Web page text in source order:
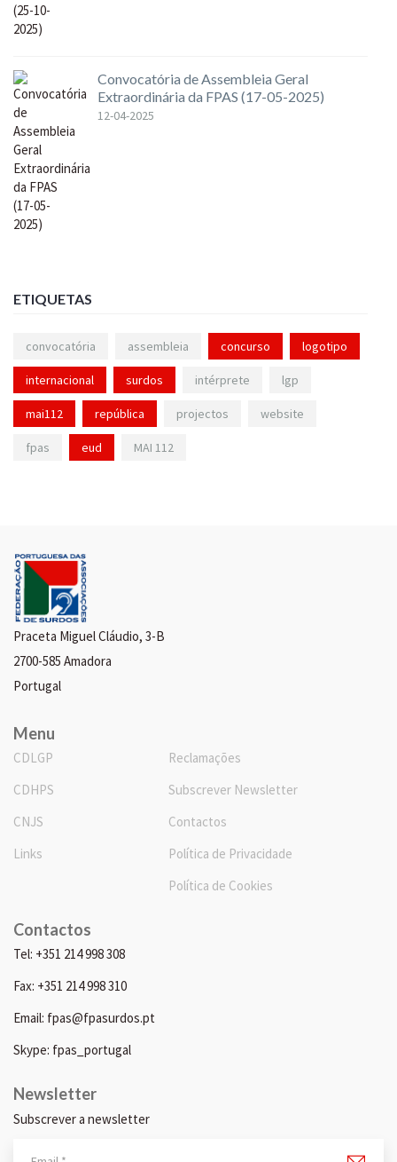
Convocatória de Assembleia Geral
Extraordinária da FPAS (17-05-2025)
12-04-2025
ETIQUETAS
convocatória assembleia concurso logotipo
internacional surdos intérprete lgp
mai112 república projectos website
fpas eud MAI 112
Praceta Miguel Cláudio, 3-B
2700-585 Amadora
Portugal
Menu
CDLGP
CDHPS
CNJS
Links
Reclamações
Subscrever Newsletter
Contactos
Política de Privacidade
Política de Cookies
Contactos
Tel: +351 214 998 308
Fax: +351 214 998 310
Email: fpas@fpasurdos.pt
Skype: fpas_portugal
Newsletter
Subscrever a newsletter